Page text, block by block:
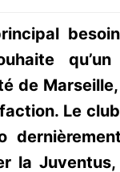
qu’un
de
Le
la